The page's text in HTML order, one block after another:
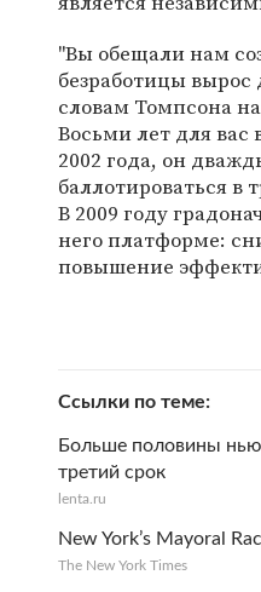
"Вы обещали нам
безработицы вырос
словам Томпсона
Восьми лет для вас
2002 года, он
баллотироваться в
В 2009 году
него платформе:
повышение
Ссылки по теме
Больше половины
третий срок
lenta.ru
New York’s Mayoral
The New York Times